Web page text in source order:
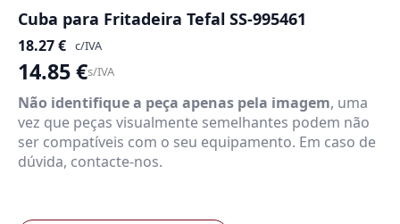
Cuba para Fritadeira Tefal SS-995461
18.27€ c/IVA
14.85€s/IVA
Não identifique a peça apenas pela imagem, uma
vez que peças visualmente semelhantes podem não
ser compatíveis com o seu equipamento. Em caso de
dúvida, contacte-nos.